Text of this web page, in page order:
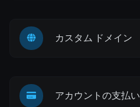
カスタム ドメイン
アカウントの支払い